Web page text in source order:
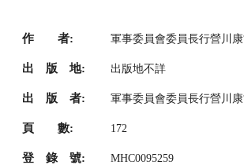
作 者: 軍事委員會委員長行營川
出 版 地: 出版地不詳
出 版 者: 軍事委員會委員長行營川
頁 數: 172
登 錄 號: MHC0095259